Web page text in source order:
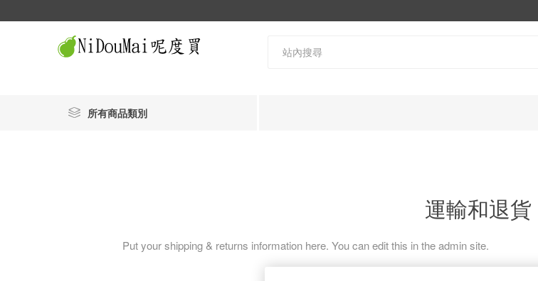
所有商品類別
運輸和退貨
Put your shipping & returns information here. You can edit this in the admin site.